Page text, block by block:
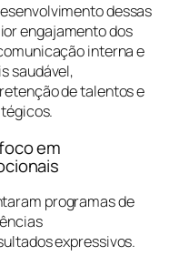
dessas
engajamento dos
interna e
saudável,
de talentos e
em
programas de
expressivos.